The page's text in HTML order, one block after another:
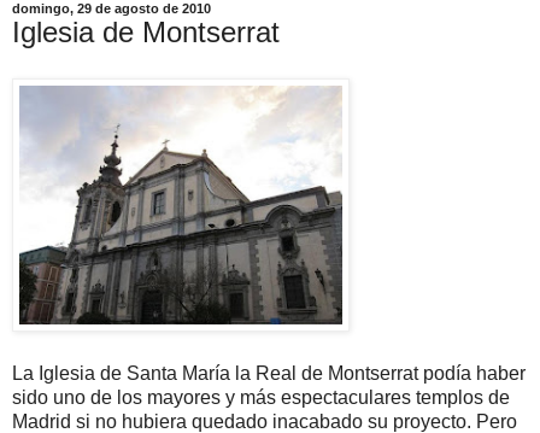
domingo, 29 de agosto de 2010
Iglesia de Montserrat
La Iglesia de Santa María la Real de Montserrat podía haber
sido uno de los mayores y más espectaculares templos de
Madrid si no hubiera quedado inacabado su proyecto. Pero